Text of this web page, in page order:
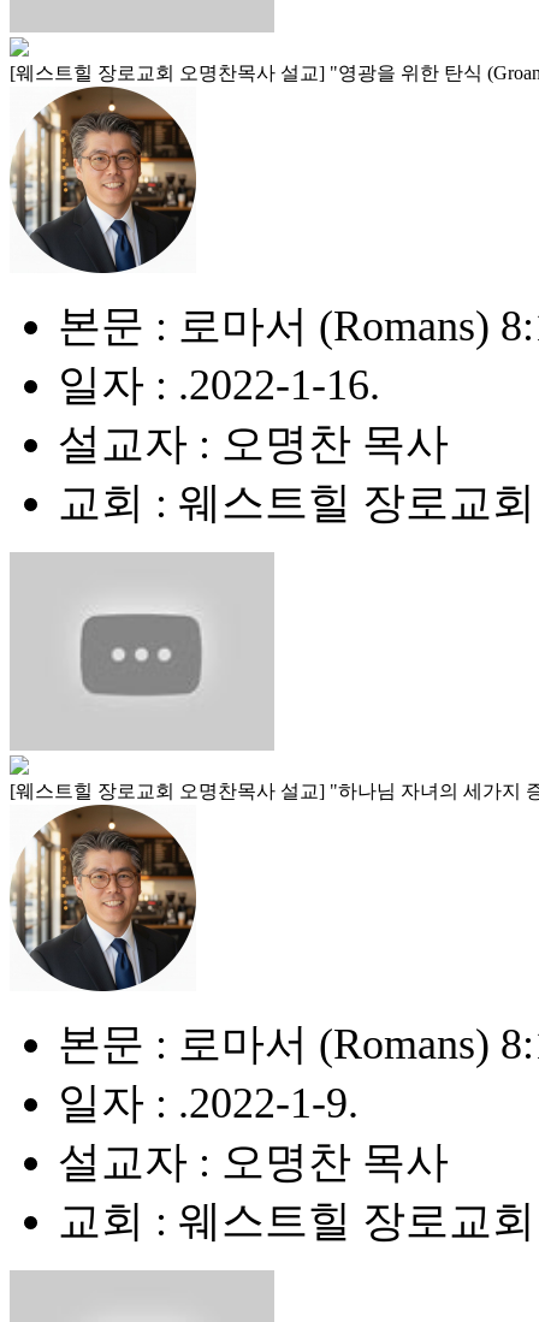
[웨스트힐 장로교회 오명찬목사 설교] "영광을 위한 탄식
본문 : 로마서 (Romans)
일자 : .2022-1-16.
설교자 : 오명찬 목사
교회 : 웨스트힐 장로교회
[웨스트힐 장로교회 오명찬목사 설교] "하나님 자녀의 세가지
본문 : 로마서 (Romans)
일자 : .2022-1-9.
설교자 : 오명찬 목사
교회 : 웨스트힐 장로교회